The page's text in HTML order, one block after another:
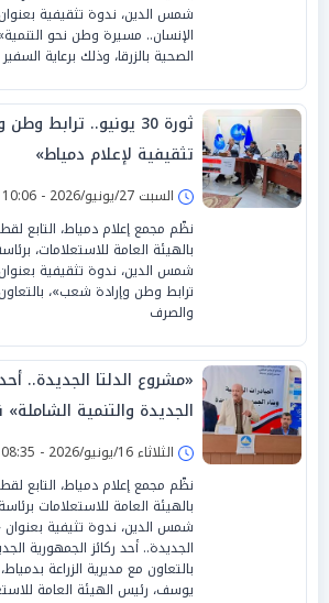
الإنسان.. مسيرة وطن نحو
الصحية بالزرقا، وذلك برعاية
ثورة 30 يونيو..
تثقيفية لإعلام دمياط»
السبت 27/يونيو/2026 - 10:06 م
نظّم مجمع إعلام دمياط، التابع
بالهيئة العامة للاستعلامات،
ترابط وطن وإرادة شعب»،
والصرف
«مشروع الدلتا الجديدة..
الجديدة والتنمية
بمجمع إعلام دمياط
الثلاثاء 16/يونيو/2026 - 08:35 م
نظّم مجمع إعلام دمياط، التابع
بالهيئة العامة للاستعلامات
شمس الدين، ندوة تثيفية بعنوان
الجديدة.. أحد ركائز الجمهورية
بالتعاون مع مديرية الزراعة
يوسف، رئيس الهيئة العامة